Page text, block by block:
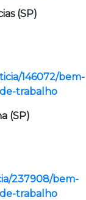
(SP)
146072/bem-
trabalho
(SP)
237908/bem-
trabalho